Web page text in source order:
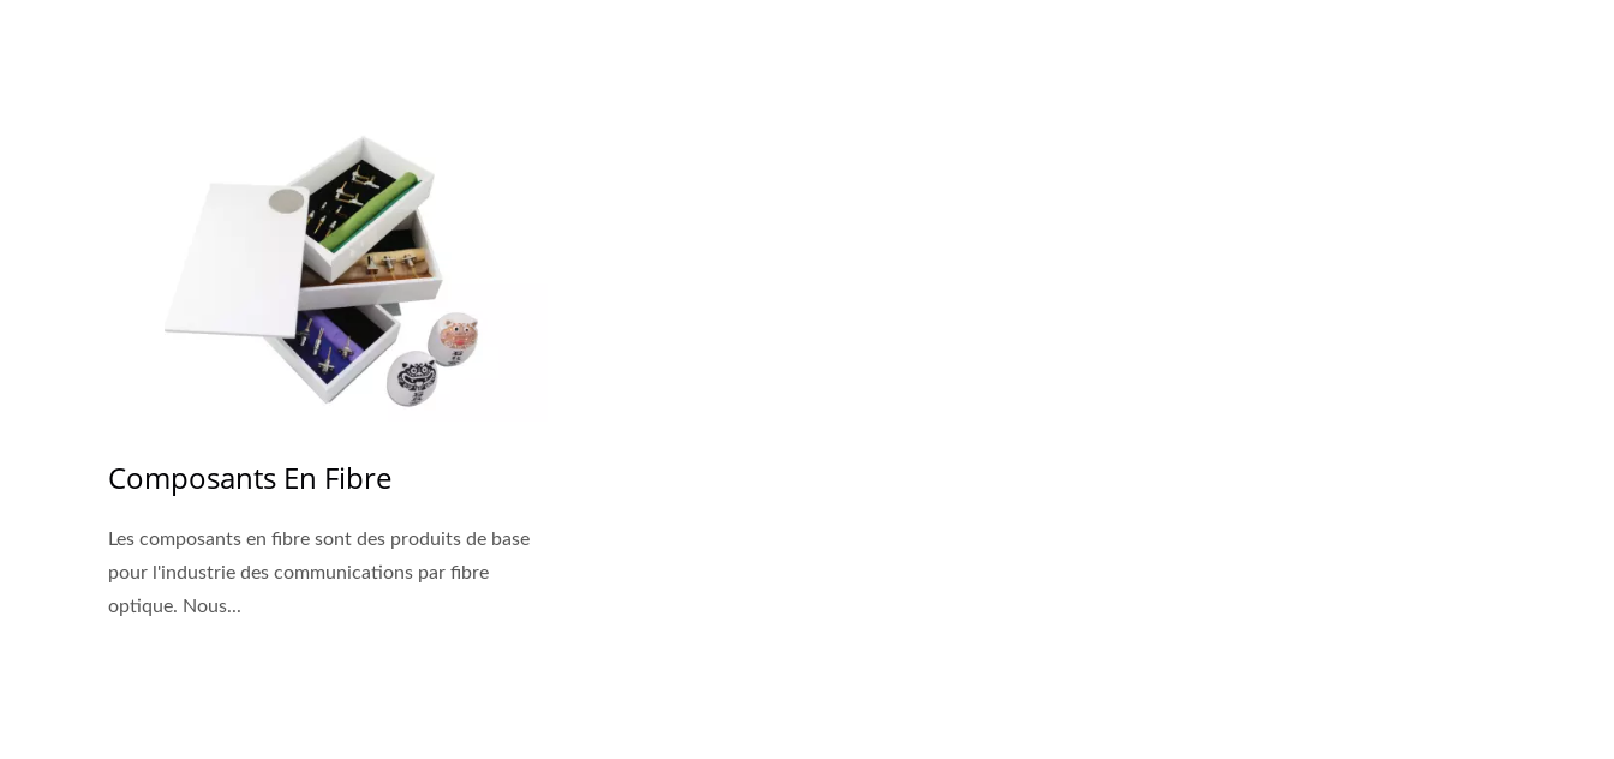
Composants En Fibre
Les composants en fibre sont des produits de base
pour l'industrie des communications par fibre
optique. Nous...